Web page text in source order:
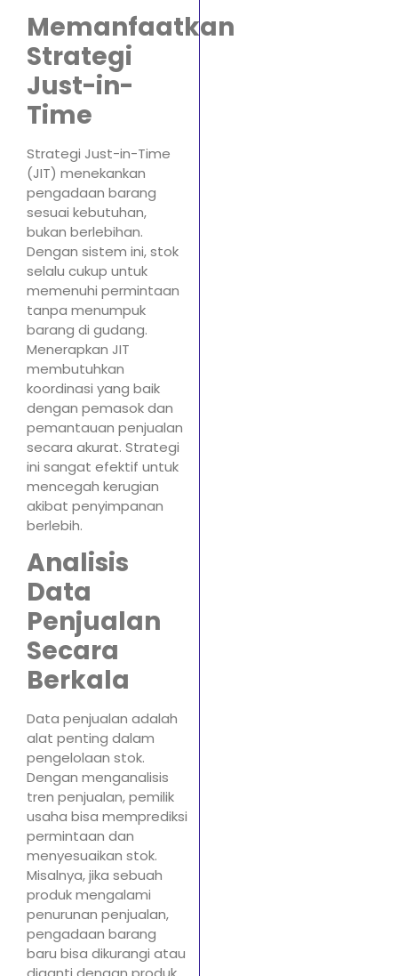
Memanfaatkan
Strategi
Just-in-
Time
Strategi Just-in-Time
(JIT) menekankan
pengadaan barang
sesuai kebutuhan,
bukan berlebihan.
Dengan sistem ini, stok
selalu cukup untuk
memenuhi permintaan
tanpa menumpuk
barang di gudang.
Menerapkan JIT
membutuhkan
koordinasi yang baik
dengan pemasok dan
pemantauan penjualan
secara akurat. Strategi
ini sangat efektif untuk
mencegah kerugian
akibat penyimpanan
berlebih.
Analisis
Data
Penjualan
Secara
Berkala
Data penjualan adalah
alat penting dalam
pengelolaan stok.
Dengan menganalisis
tren penjualan, pemilik
usaha bisa memprediksi
permintaan dan
menyesuaikan stok.
Misalnya, jika sebuah
produk mengalami
penurunan penjualan,
pengadaan barang
baru bisa dikurangi atau